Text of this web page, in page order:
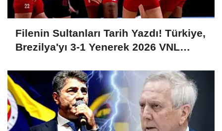
Filenin Sultanları Tarih Yazdı! Türkiye,
Brezilya'yı 3-1 Yenerek 2026 VNL